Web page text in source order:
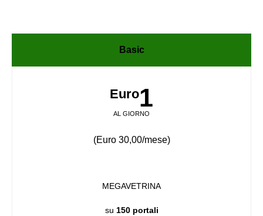
Basic
Euro1
AL GIORNO
(Euro 30,00/mese)
MEGAVETRINA
su 150 portali